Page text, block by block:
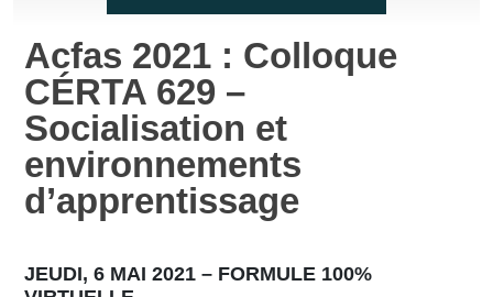
Acfas 2021 : Colloque
CÉRTA 629 –
Socialisation et
environnements
d’apprentissage
JEUDI, 6 MAI 2021 – FORMULE 100%